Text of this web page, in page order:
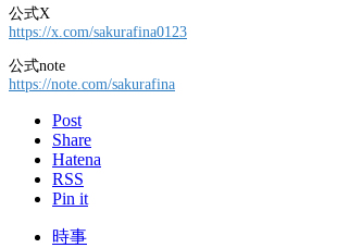
公式X
https://x.com/sakurafina0123
公式note
https://note.com/sakurafina
Post
Share
Hatena
RSS
Pin it
時事